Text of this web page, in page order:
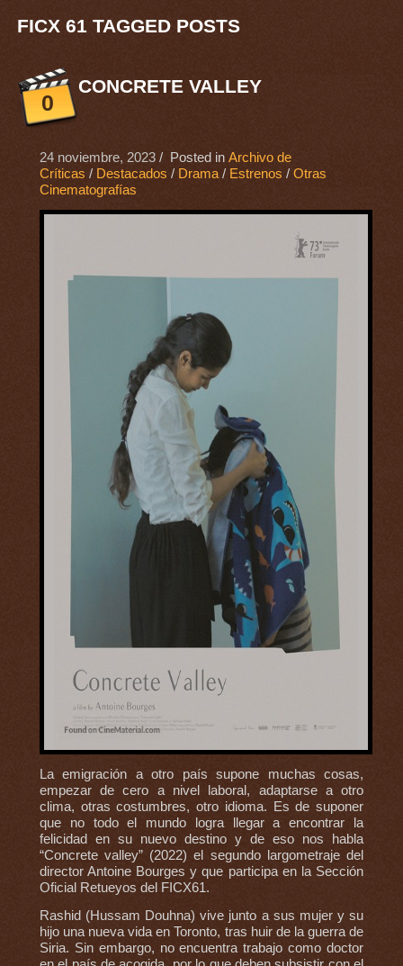
FICX 61 TAGGED POSTS
0
CONCRETE VALLEY
24 noviembre, 2023/ Posted in Archivo de
Críticas / Destacados / Drama/ Estrenos / Otras
Cinematografías
La emigración a otro país supone muchas cosas,
empezar de cero a nivel laboral, adaptarse a otro
clima, otras costumbres, otro idioma. Es de suponer
que no todo el mundo logra llegar a encontrar la
felicidad en su nuevo destino y de eso nos habla
“Concrete valley” (2022) el segundo largometraje del
director Antoine Bourges y que participa en la Sección
Oficial Retueyos del FICX61.
Rashid (Hussam Douhna) vive junto a sus mujer y su
hijo una nueva vida en Toronto, tras huir de la guerra de
Siria. Sin embargo, no encuentra trabajo como doctor